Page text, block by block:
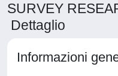
SURVEY
Dettaglio
Informazioni